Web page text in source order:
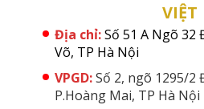
VIỆT
Địa chỉ:Số 51 A Ngõ 32
Võ, TP Hà Nội
VPGD:Số 2, ngõ 1295/2
P.Hoàng Mai, TP Hà Nội